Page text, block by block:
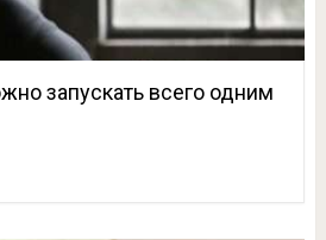
запускать всего одним